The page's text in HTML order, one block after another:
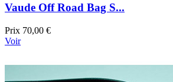
Vaude Off Road Bag S...
Prix 70,00 €
Voir